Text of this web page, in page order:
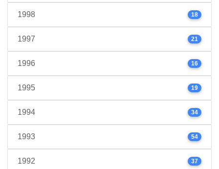
1998 18
1997 21
1996 16
1995 19
1994 34
1993 54
1992 37